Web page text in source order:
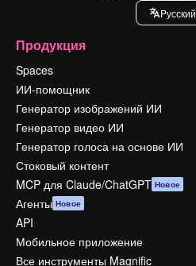
Pусский
Продукция
Spaces
ИИ-помощник
Генератор изображений ИИ
Генератор видео ИИ
Генератор голоса на основе ИИ
Стоковый контент
MCP для Claude/ChatGPT Новое
Агенты Новое
API
Мобильное приложение
Все инструменты Magnific